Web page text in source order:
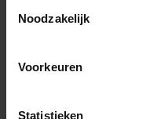
Noodzakelijk
Voorkeuren
Statistieken
Je weet nu wat jouw
kandidaten. Maar wie zijn
wil spreken? Ben je
marketeer? Dat is heel tof!